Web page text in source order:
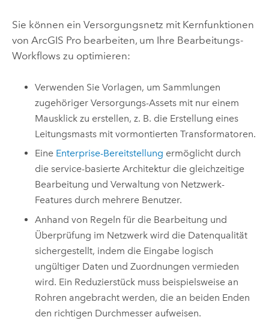
Sie können ein Versorgungsnetz mit Kernfunktionen
von ArcGIS Probearbeiten, um Ihre Bearbeitungs-
Workflows zu optimieren:
Verwenden Sie Vorlagen, um Sammlungen
zugehöriger Versorgungs-Assets mit nur einem
Mausklick zu erstellen, z. B. die Erstellung eines
Leitungsmasts mit vormontierten Transformatoren.
Eine Enterprise-Bereitstellung ermöglicht durch
die service-basierte Architektur die gleichzeitige
Bearbeitung und Verwaltung von Netzwerk-
Features durch mehrere Benutzer.
Anhand von Regeln für die Bearbeitung und
Überprüfung im Netzwerk wird die Datenqualität
sichergestellt, indem die Eingabe logisch
ungültiger Daten und Zuordnungen vermieden
wird. Ein Reduzierstück muss beispielsweise an
Rohren angebracht werden, die an beiden Enden
den richtigen Durchmesser aufweisen.